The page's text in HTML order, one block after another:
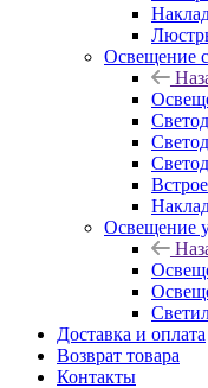
Освещение
Освещение
Доставка и оплата
Возврат товара
Контакты